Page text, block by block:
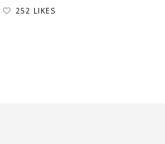
252 LIKES